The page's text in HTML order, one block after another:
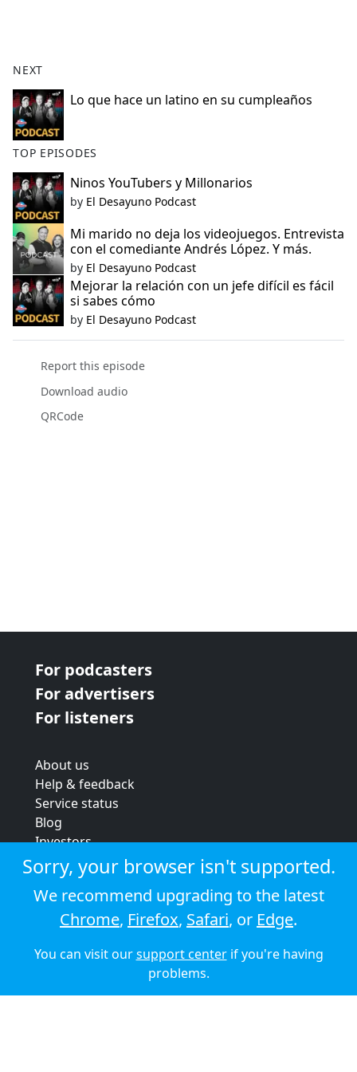
o
o
k
NEXT
Lo que hace un latino en su cumpleaños
TOP EPISODES
Ninos YouTubers y Millonarios
by El Desayuno Podcast
Mi marido no deja los videojuegos. Entrevista
con el comediante Andrés López. Y más.
by El Desayuno Podcast
Mejorar la relación con un jefe difícil es fácil
si sabes cómo
by El Desayuno Podcast
Report this episode
Download audio
QRCode
For podcasters
For advertisers
For listeners
About us
Help & feedback
Service status
Blog
Investors
Strategic review
Terms & conditions
Privacy policy
Cookie policy
© 2026 Audioboom
Sorry, your browser isn't supported.
We recommend upgrading to the latest
Chrome, Firefox, Safari, or Edge.
You can visit oursupport centerif you're having
problems.